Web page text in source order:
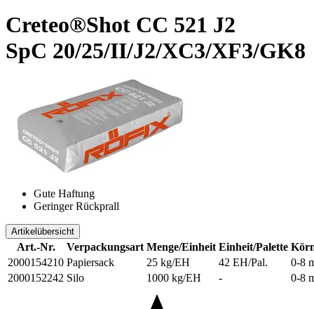
Creteo®Shot CC 521 J2
SpC 20/25/II/J2/XC3/XF3/GK8
Gute Haftung
Geringer Rückprall
Artikelübersicht
Art.-Nr. Verpackungsart Menge/Einheit Einheit/Palette
2000154210 Papiersack 25 kg/EH 42 EH/Pal.
0-8
2000152242 Silo 1000 kg/EH - 0-8